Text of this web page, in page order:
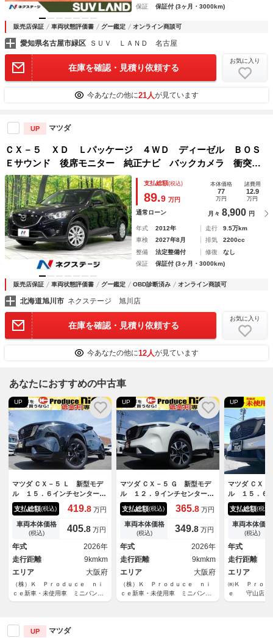
保証
保証付 (3ヶ月・3000km)
販売店保証 車両状態評価書 グー鑑定 オンライン商談可
愛知県名古屋市緑区 ＳＵＶ ＬＡＮＤ 名古屋
在庫を確認・見積り依頼する
お気に入り
今あなたの他に21人が見ています
UP マツダ
ＣＸ－５ ＸＤ Ｌパッケージ ４ＷＤ ディーゼル ＢＯＳ
Ｅサウンド 後席モニター 純正ナビ バックカメラ 衝突軽
減 寒冷地仕様 禁煙車 レーダークルーズ シートヒータ
ー ドラレコ ＥＴＣ パワーシート スマートキー ＨＩＤ
ヘッド
支払総額(税込)
89.9 万円
本体価格
77
万円
諸費用
12.9
万円
通常ローン 月々 8,900 円
年式 2012年 走行
9.5万km
車検
2027年8月 排気
2200cc
整備
法定整備付 修復
なし
保証
保証付 (3ヶ月・3000km)
販売店保証 車両状態評価書 グー鑑定 OBD診断済み オンライン商談可
北海道旭川市 ネクステージ 旭川店
在庫を確認・見積り依頼する
お気に入り
今あなたの他に12人が見ています
あなたにおすすめの中古車
UP
マツダ ＣＸ－５ Ｌ 新型モデ
ル １５．６インチセンターデ
イスプレイ シートヒータ ス
テアリングヒータ Ｂｏｓｅサ
ウンドシステム１２スピーカ
ワイヤレス充電器 ハンズフリ
ー機能付きパワーバックドア
パノラミックビューモニタ
支払総額(税込) 419.8 万円
車両本体価格
(税込) 405.8 万円
年式
2026年
走行距離
9kmkm
エリア
大阪府
（株）Ｋ Ｐｒｏｄｕｃｅ ｎｉ
ｃｅ新車・未使用車 ミニバン専
門店 アルファード・ヴェルファ
UP
マツダ ＣＸ－５ Ｇ 新型モデ
ル １２．９インチセンターデ
イスプレイ シートヒータ ス
テアリングヒータ ワイヤレス
充電器 パワーバックドア パ
ノラミックビューモニター マ
ツダ・ハーモニック・アコース
ティック＋８スピーカー
支払総額(税込) 365.8 万円
車両本体価格
(税込) 349.8 万円
年式
2026年
走行距離
9kmkm
エリア
大阪府
（株）Ｋ Ｐｒｏｄｕｃｅ ｎｉ
ｃｅ新車・未使用車 ミニバン専
門店 アルファード・ヴェルファ
UP
マツダ ＣＸ
ル １５．６
イスプレイ
テアリングヒ
ウンドシステ
カ ワイヤレ
フリー機能付
ア パノラミ
支払総額(税込)
車両本体価格
(税込)
年式
走行距離
エリア
㈱Ｋ Ｐｒｏｄ
ｅ 守山店
UP マツダ